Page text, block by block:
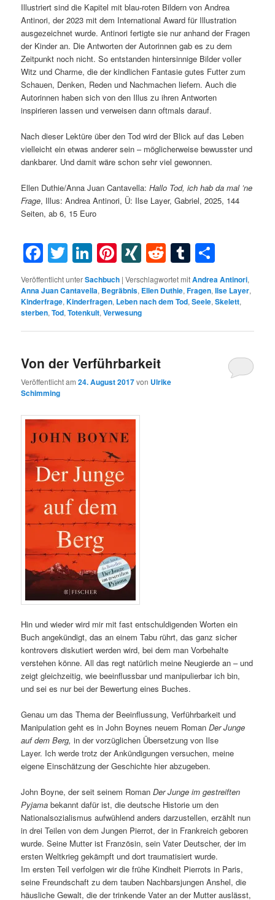
Illustriert sind die Kapitel mit blau-roten Bildern von Andrea
Antinori, der 2023 mit dem International Award für Illustration
ausgezeichnet wurde. Antinori fertigte sie nur anhand der Fragen
der Kinder an. Die Antworten der Autorinnen gab es zu dem
Zeitpunkt noch nicht. So entstanden hintersinnige Bilder voller
Witz und Charme, die der kindlichen Fantasie gutes Futter zum
Schauen, Denken, Reden und Nachmachen liefern. Auch die
Autorinnen haben sich von den Illus zu ihren Antworten
inspirieren lassen und verweisen dann oftmals darauf.
Nach dieser Lektüre über den Tod wird der Blick auf das Leben
vielleicht ein etwas anderer sein – möglicherweise bewusster und
dankbarer. Und damit wäre schon sehr viel gewonnen.
Ellen Duthie/Anna Juan Cantavella:Hallo Tod, ich hab da mal ’ne
Frage, Illus: Andrea Antinori, Ü: Ilse Layer, Gabriel, 2025, 144
Seiten, ab 6, 15 Euro
Facebook
Twitter
LinkedIn
Pinterest
XINGRedditTumblr
Veröffentlicht unterSachbuch |Verschlagwortet mitAndrea Antinori,
Anna Juan Cantavella, Begräbnis, Ellen Duthie,Fragen,Ilse Layer,
Kinderfrage,Kinderfragen, Leben nach dem Tod,Seele,Skelett,
sterben,Tod,Totenkult,Verwesung
Von der Verführbarkeit
Veröffentlicht am24. August 2017von Ulrike
Schimming
Hin und wieder wird mir mit fast entschuldigenden Worten ein
Buch angekündigt, das an einem Tabu rührt, das ganz sicher
kontrovers diskutiert werden wird, bei dem man Vorbehalte
verstehen könne. All das regt natürlich meine Neugierde an – und
zeigt gleichzeitig, wie beeinflussbar und manipulierbar ich bin,
und sei es nur bei der Bewertung eines Buches.
Genau um das Thema der Beeinflussung, Verführbarkeit und
Manipulation geht es in John Boynes neuem RomanDer Junge
auf dem Berg,in der vorzüglichen Übersetzung von Ilse
Layer. Ich werde trotz der Ankündigungen versuchen, meine
eigene Einschätzung der Geschichte hier abzugeben.
John Boyne, der seit seinem RomanDer Junge im gestreiften
Pyjama bekannt dafür ist, die deutsche Historie um den
Nationalsozialismus aufwühlend anders darzustellen, erzählt nun
in drei Teilen von dem Jungen Pierrot, der in Frankreich geboren
wurde. Seine Mutter ist Französin, sein Vater Deutscher, der im
ersten Weltkrieg gekämpft und dort traumatisiert wurde.
Im ersten Teil verfolgen wir die frühe Kindheit Pierrots in Paris,
seine Freundschaft zu dem tauben Nachbarsjungen Anshel, die
häusliche Gewalt, die der trinkende Vater an der Mutter auslässt,